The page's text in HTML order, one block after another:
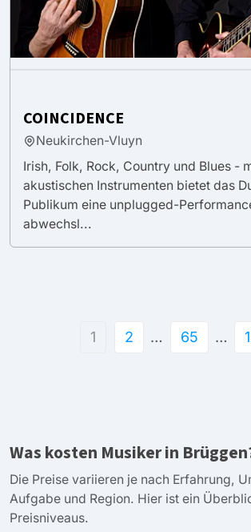
COINCIDENCE
Neukirchen-Vluyn
Irish, Folk, Rock, Country und Blues -
akustischen Instrumenten bietet das
Publikum eine unplugged-
abwechsl...
1 2 … 65 …
Was kosten Musiker in
Die Preise variieren je nach Erfahrung,
Aufgabe und Region. Hier ist ein
Preisniveaus.